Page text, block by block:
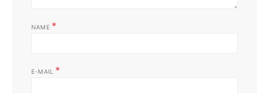
NAME *
E-MAIL *